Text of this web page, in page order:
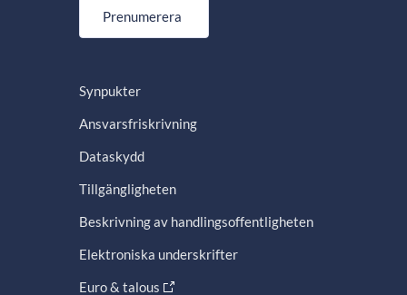
Prenumerera
Synpukter
Ansvarsfriskrivning
Dataskydd
Tillgängligheten
Beskrivning av handlingsoffentligheten
Elektroniska underskrifter
Euro & talous